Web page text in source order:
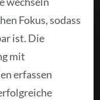
Fokus, sodass
ist. Die
mit
erfassen